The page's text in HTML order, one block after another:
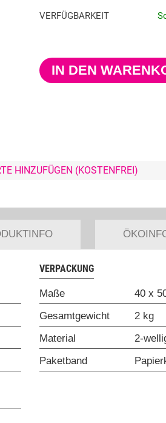
VERFÜGBARKEIT
IN DEN
HINZUFÜGEN (KOSTENFREI)
VERPACKUNG
Maße
40 x
Gesamtgewicht
2 kg
Material
2-
Paketband